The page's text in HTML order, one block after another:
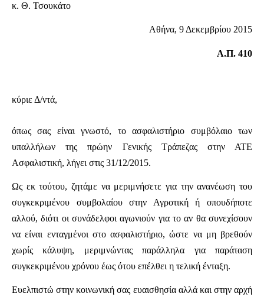
κ. Θ. Τσουκάτο
Αθήνα, 9 Δεκεμβρίου 2015
Α.Π. 410
κύριε Δ/ντά,
όπως σας είναι γνωστό, το ασφαλιστήριο συμβόλαιο των
υπαλλήλων της πρώην Γενικής Τράπεζας στην ΑΤΕ
Ασφαλιστική, λήγει στις 31/12/2015.
Ως εκ τούτου, ζητάμε να μεριμνήσετε για την ανανέωση του
συγκεκριμένου συμβολαίου στην Αγροτική ή οπουδήποτε
αλλού, διότι οι συνάδελφοι αγωνιούν για το αν θα συνεχίσουν
να είναι ενταγμένοι στο ασφαλιστήριο, ώστε να μη βρεθούν
χωρίς κάλυψη, μεριμνώντας παράλληλα για παράταση
συγκεκριμένου χρόνου έως ότου επέλθει η τελική ένταξη.
Ευελπιστώ στην κοινωνική σας ευαισθησία αλλά και στην αρχή